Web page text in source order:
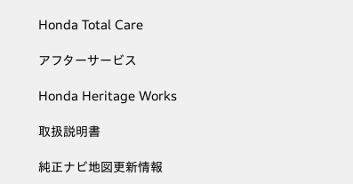
Honda Total Care
アフターサービス
Honda Heritage Works
取扱説明書
純正ナビ地図更新情報